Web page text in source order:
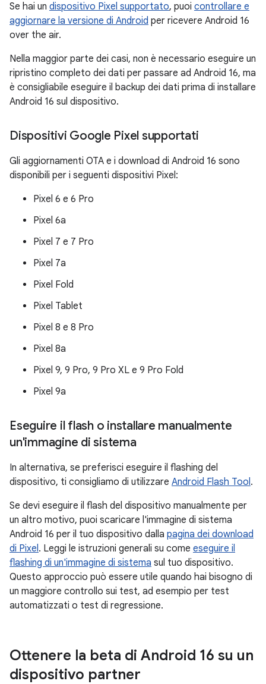
Se hai un dispositivo Pixel supportato, puoi controllare e
aggiornare la versione di Android per ricevere Android 16
over the air.
Nella maggior parte dei casi, non è necessario eseguire un
ripristino completo dei dati per passare ad Android 16, ma
è consigliabile eseguire il backup dei dati prima di installare
Android 16 sul dispositivo.
Dispositivi Google Pixel supportati
Gli aggiornamenti OTA e i download di Android 16 sono
disponibili per i seguenti dispositivi Pixel:
Pixel 6 e 6 Pro
Pixel 6a
Pixel 7 e 7 Pro
Pixel 7a
Pixel Fold
Pixel Tablet
Pixel 8 e 8 Pro
Pixel 8a
Pixel 9, 9 Pro, 9 Pro XL e 9 Pro Fold
Pixel 9a
Eseguire il flash o installare manualmente
un'immagine di sistema
In alternativa, se preferisci eseguire il flashing del
dispositivo, ti consigliamo di utilizzare Android Flash Tool.
Se devi eseguire il flash del dispositivo manualmente per
un altro motivo, puoi scaricare l'immagine di sistema
Android 16 per il tuo dispositivo dalla pagina dei download
di Pixel. Leggi le istruzioni generali su come eseguire il
flashing di un'immagine di sistema sul tuo dispositivo.
Questo approccio può essere utile quando hai bisogno di
un maggiore controllo sui test, ad esempio per test
automatizzati o test di regressione.
Ottenere la beta di Android 16 su un
dispositivo partner